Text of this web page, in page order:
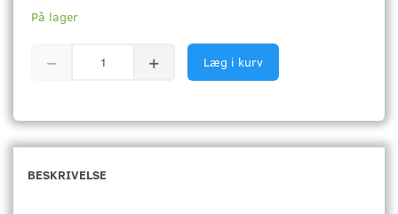
På lager
Læg i kurv
BESKRIVELSE